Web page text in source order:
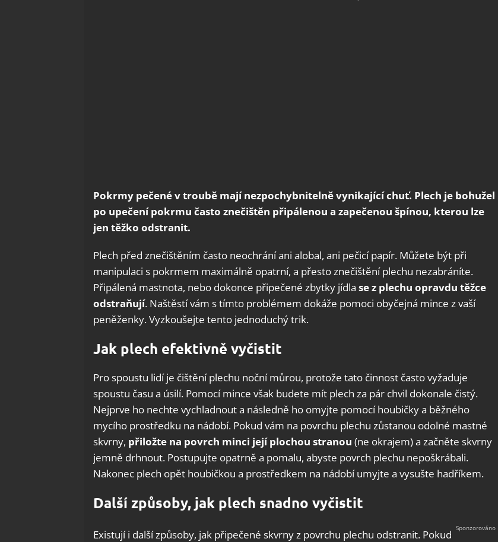
Pokrmy pečené v troubě mají nezpochybnitelně vynikající chuť. Plech je bohužel
po upečení pokrmu často znečištěn připálenou a zapečenou špínou, kterou lze
jen těžko odstranit.
Plech před znečištěním často neochrání ani alobal, ani pečicí papír. Můžete být při
manipulaci s pokrmem maximálně opatrní, a přesto znečištění plechu nezabráníte.
Připálená mastnota, nebo dokonce připečené zbytky jídla se z plechu opravdu těžce
odstraňují. Naštěstí vám s tímto problémem dokáže pomoci obyčejná mince z vaší
peněženky. Vyzkoušejte tento jednoduchý trik.
Jak plech efektivně vyčistit
Pro spoustu lidí je čištění plechu noční můrou, protože tato činnost často vyžaduje
spoustu času a úsilí. Pomocí mince však budete mít plech za pár chvil dokonale čistý.
Nejprve ho nechte vychladnout a následně ho omyjte pomocí houbičky a běžného
mycího prostředku na nádobí. Pokud vám na povrchu plechu zůstanou odolné mastné
skvrny, přiložte na povrch minci její plochou stranou (ne okrajem) a začněte skvrny
jemně drhnout. Postupujte opatrně a pomalu, abyste povrch plechu nepoškrábali.
Nakonec plech opět houbičkou a prostředkem na nádobí umyjte a vysušte hadříkem.
Další způsoby, jak plech snadno vyčistit
Existují i další způsoby, jak připečené skvrny z povrchu plechu odstranit. Pokud